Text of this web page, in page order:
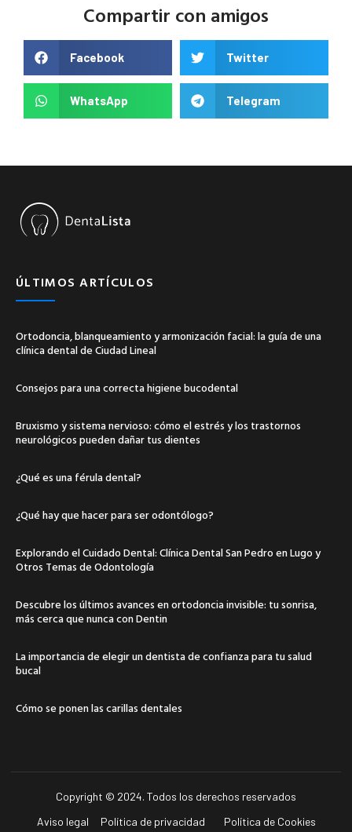
Compartir con amigos
Facebook Twitter
WhatsApp Telegram
ÚLTIMOS ARTÍCULOS
Ortodoncia, blanqueamiento y armonización facial: la guía de una
clínica dental de Ciudad Lineal
Consejos para una correcta higiene bucodental
Bruxismo y sistema nervioso: cómo el estrés y los trastornos
neurológicos pueden dañar tus dientes
¿Qué es una férula dental?
¿Qué hay que hacer para ser odontólogo?
Explorando el Cuidado Dental: Clínica Dental San Pedro en Lugo y
Otros Temas de Odontología
Descubre los últimos avances en ortodoncia invisible: tu sonrisa,
más cerca que nunca con Dentin
La importancia de elegir un dentista de confianza para tu salud
bucal
Cómo se ponen las carillas dentales
Copyright © 2024. Todos los derechos reservados
Aviso legal
Política de privacidad Política de Cookies